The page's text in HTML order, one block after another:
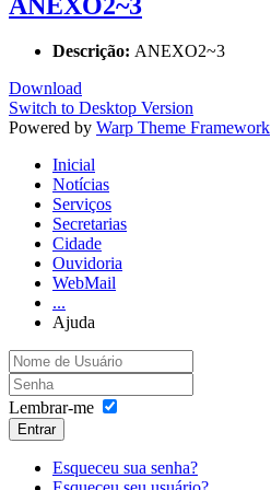
Descrição: ANEXO2~3
Download
Switch to Desktop Version
Powered by Warp Theme Framework
Inicial
Notícias
Serviços
Secretarias
Cidade
Ouvidoria
WebMail
...
Ajuda
Lembrar-me
Entrar
Esqueceu sua senha?